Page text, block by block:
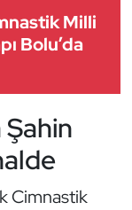
Milli
Bolu’da
Cimnastik